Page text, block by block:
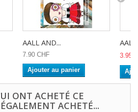
AALL AND...
7.90 CHF
Ajouter au panier
3.95
ONT ACHETÉ CE
ACHETÉ...